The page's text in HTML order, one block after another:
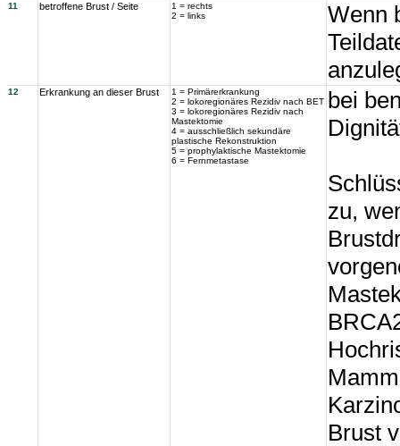
11 betroffene Brust / Seite
1 = rechts
2 = links
Wenn
12 Erkrankung an dieser Brust
1 = Primärerkrankung
2 = lokoregionäres Rezidiv nach BET
3 = lokoregionäres Rezidiv nach
Mastektomie
4 = ausschließlich sekundäre
plastische Rekonstruktion
5 = prophylaktische Mastektomie
6 = Fernmetastase
bei
zu,
Brust